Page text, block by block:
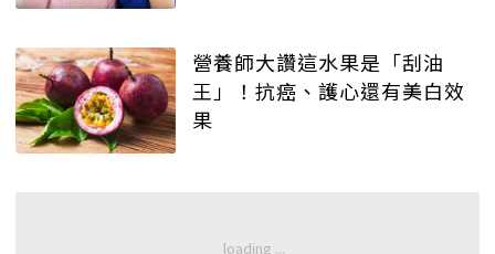
營養師大讚這水果是「刮油
王」！抗癌、護心還有美白效
果